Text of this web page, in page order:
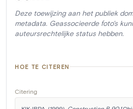
Deze toewijzing aan het publiek
metadata. Geassocieerde foto's
auteursrechtelijke status hebben.
HOE TE CITEREN
Citering